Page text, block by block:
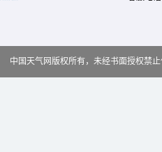
中国天气网版权所有，未经书面授权